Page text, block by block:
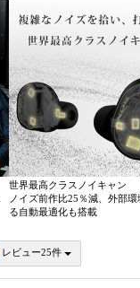
世界最高クラスノイキャン
ノイズ前作比25％減、外部
る自動最適化も搭載
レビュー25件